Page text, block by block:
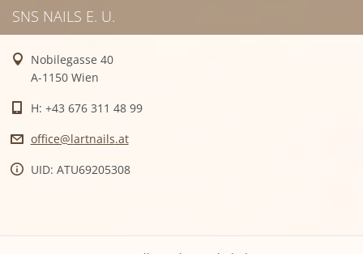
SNS NAILS E. U.
Nobilegasse 40
A-1150 Wien
H: +43 676 311 48 99
office@lartnails.at
UID: ATU69205308